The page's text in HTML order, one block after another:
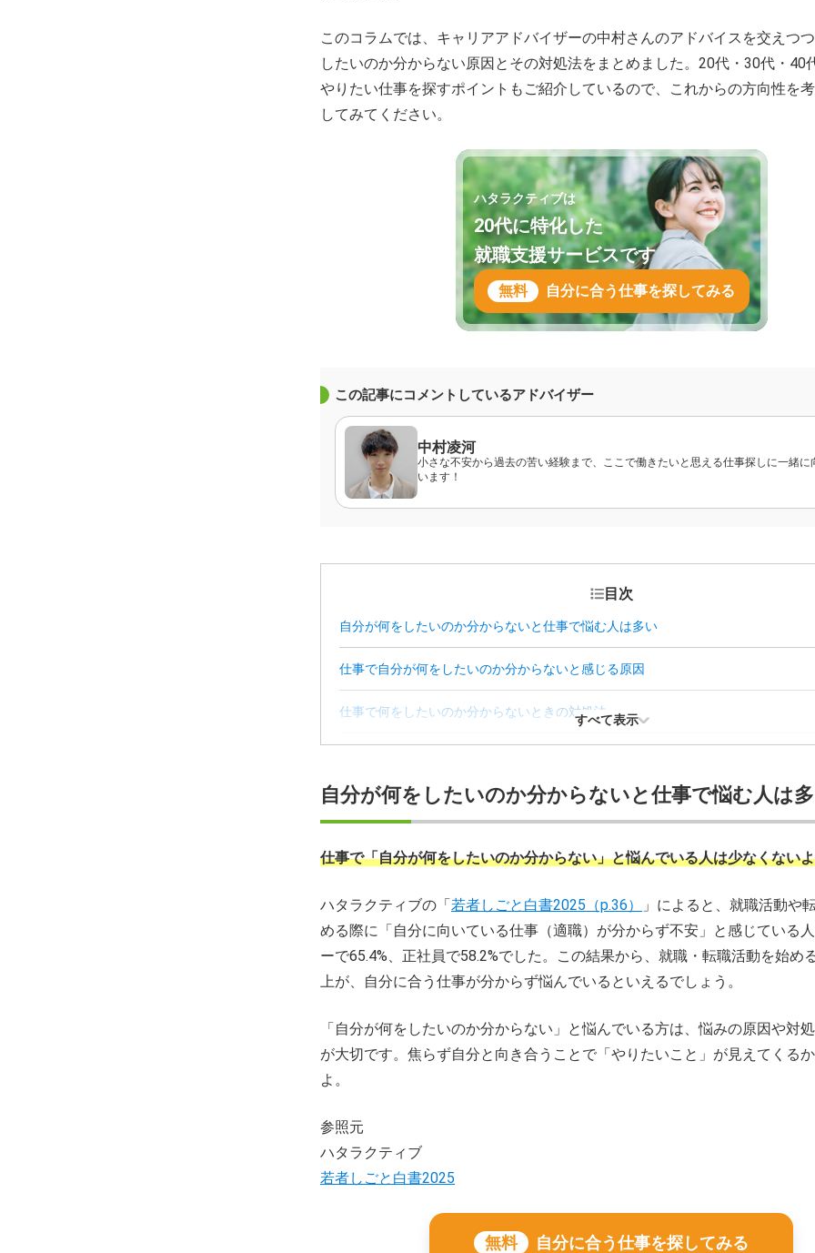
このコラムでは、キャリアアドバイザーの中村さんのアドバイスを交えつ
したいのか分からない原因とその対処法をまとめました。20代・30代・40
やりたい仕事を探すポイントもご紹介しているので、これからの方向性を
してみてください。
ハタラクティブは
20代に特化した
就職支援サービスです
無料 自分に合う仕事を探してみる
この記事にコメントしているアドバイザー
中村凌河
小さな不安から過去の苦い経験まで、ここで働きたいと思える仕事探しに一緒に
います！
目次
自分が何をしたいのか分からないと仕事で悩む人は多い
仕事で自分が何をしたいのか分からないと感じる原因
仕事で何をしたいのか分からないときの対処法
年代別の「やりたい仕事」を見つけるためのポイント
すべて表示
自分が何をしたいのか分からないと仕事で悩む人は
仕事で「自分が何をしたいのか分からない」と悩んでいる人は少なくない
ハタラクティブの「若者しごと白書2025（p.36）
」によると、就職活動や
める際に「自分に向いている仕事（適職）が分からず不安」と感じている
ーで65.4%、正社員で58.2%でした。この結果から、就職・転職活動を始め
上が、自分に合う仕事が分からず悩んでいるといえるでしょう。
「自分が何をしたいのか分からない」と悩んでいる方は、悩みの原因や対
が大切です。焦らず自分と向き合うことで「やりたいこと」が見えてくる
よ。
参照元
ハタラクティブ
若者しごと白書2025
無料 自分に合う仕事を探してみる